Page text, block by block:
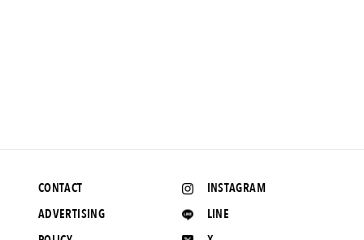
INSTAGRAM
LINE
CONTACT
ADVERTISING